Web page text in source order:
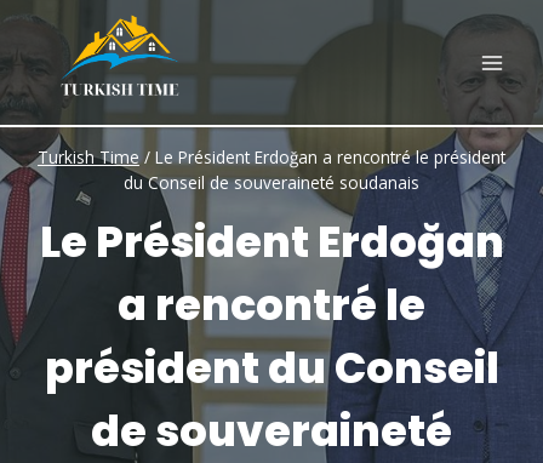
Skip
content
Turkish Time / Le Président Erdoğan a rencontré le président
du Conseil de souveraineté soudanais
Le Président Erdoğan
a rencontré le
président du Conseil
de souveraineté